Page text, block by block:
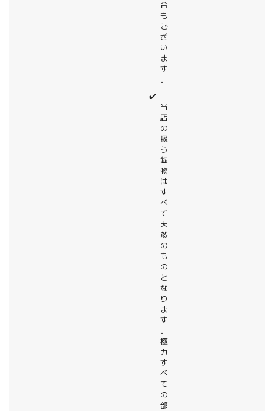
合
も
ご
ざ
い
ま
す
。
✔️
当
店
の
扱
う
鉱
物
は
す
べ
て
天
然
の
も
の
と
な
り
ま
す
。
極
力
す
べ
て
の
部